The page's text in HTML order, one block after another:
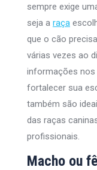
sempre exige
seja a raça
que o cão
várias vezes ao
informações nos
fortalecer sua
também são
das raças
profissionais.
Macho ou